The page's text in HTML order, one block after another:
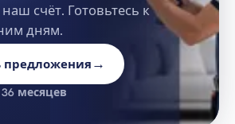
счёт. Готовьтесь к
дням.
предложения →
месяцев